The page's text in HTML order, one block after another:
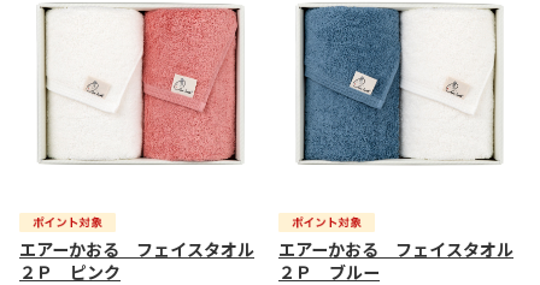
エアーかおる フェイスタオル
２Ｐ ピンク
エアーかおる フェイスタオル
２Ｐ ブルー